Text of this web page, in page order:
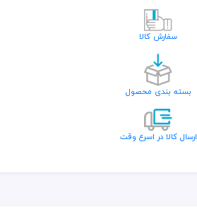
سفارش کالا
بسته بندی محصول
ارسال کالا در اسرع وقت